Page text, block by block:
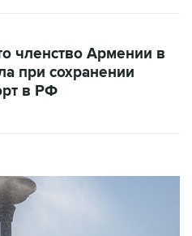
членство Армении в
при сохранении
в РФ